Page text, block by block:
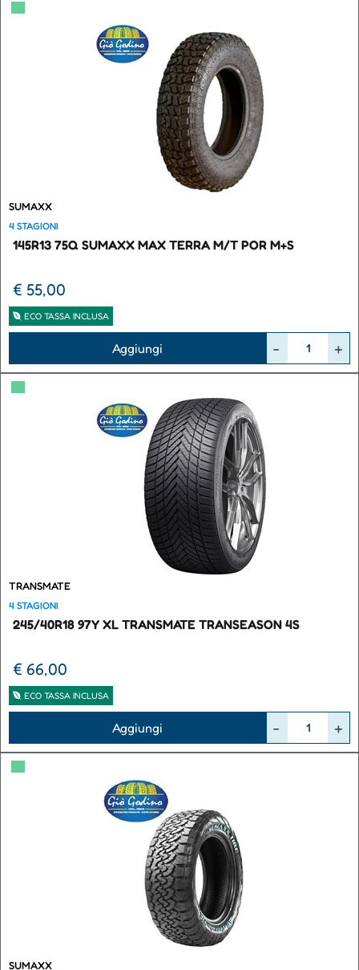
▀
SUMAXX
4 STAGIONI
145R13 75Q SUMAXX MAX TERRA M/T POR M+S
€ 55,00
ECO TASSA INCLUSA
Aggiungi
▀
TRANSMATE
4 STAGIONI
245/40R18 97Y XL TRANSMATE TRANSEASON 4S
€ 66,00
ECO TASSA INCLUSA
Aggiungi
▀
SUMAXX